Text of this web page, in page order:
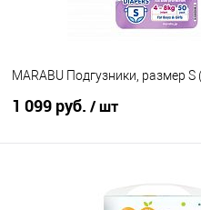
MARABU Подгузники, размер S
1 099 руб. / шт